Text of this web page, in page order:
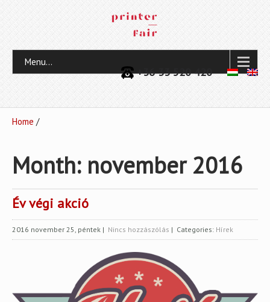
+36 33 520 420
Menu...
Home /
Month: november 2016
Év végi akció
2016 november 25, péntek | Nincs hozzászólás | Categories: Hírek